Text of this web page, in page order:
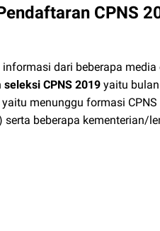
CPNS
informasi dari beberapa
seleksi CPNS 2019 yaitu
menunggu formasi
serta beberapa kementerian/